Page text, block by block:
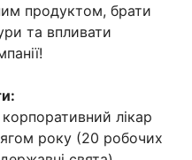
продуктом, брати
та впливати
лікар
року (20 робочих